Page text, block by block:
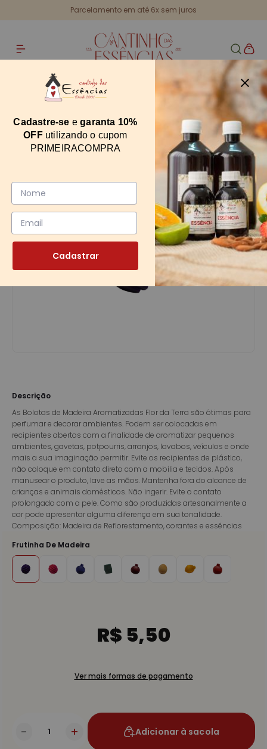
Parcelamento em até 6x sem juros
Frutinha de Madeira Aroma Lavanda
Frutinha de Madeira Aroma Lavanda
12419
Descrição
As Bolotas de Madeira Aromatizadas Flor da Terra são ótimas para
perfumar e decorar ambientes. Podem ser colocadas em
recipientes abertos com a finalidade de aromatizar pequenos
ambientes, gavetas, potpourris, arranjos, lavabos, veículos e onde
mais a sua imaginação permitir. Evite os recipientes de plástico,
não coloque em contato direto com a mobilia e tecidos. Após
manusear o produto, lave as mãos. Mantenha fora do alcance de
crianças e animais domésticos. Não ingerir. Evite o contato
prolongado com a pele. Como são produzidas artesanalmente a
cor pode apresentar alguma diferença em sua tonalidade.
Composição: Madeira de Reflorestamento, corantes e essências
Frutinha De Madeira
R$ 5,50
Ver mais formas de pagamento
- + Adicionar à sacola
Cadastre-se egaranta 10%
OFFutilizando o cupom
PRIMEIRACOMPRA
Cadastrar